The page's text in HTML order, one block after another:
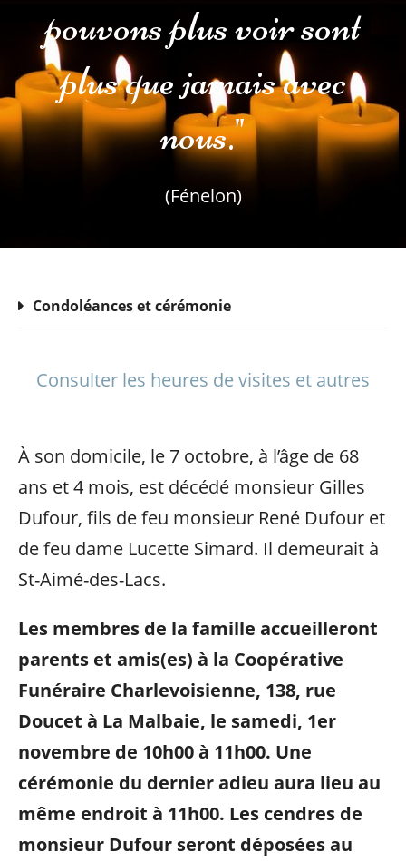
pouvons plus voir sont
plus que jamais avec
nous."
(Fénelon)
Condoléances et cérémonie
Consulter les heures de visites et autres
À son domicile, le 7 octobre, à l’âge de 68
ans et 4 mois, est décédé monsieur Gilles
Dufour, fils de feu monsieur René Dufour et
de feu dame Lucette Simard. Il demeurait à
St-Aimé-des-Lacs.
Les membres de la famille accueilleront
parents et amis(es) à la Coopérative
Funéraire Charlevoisienne, 138, rue
Doucet à La Malbaie, le samedi, 1er
novembre de 10h00 à 11h00. Une
cérémonie du dernier adieu aura lieu au
même endroit à 11h00. Les cendres de
monsieur Dufour seront déposées au